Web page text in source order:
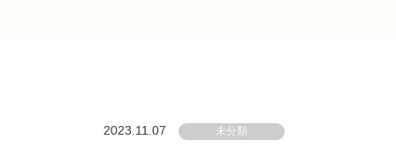
2023.11.07
未分類